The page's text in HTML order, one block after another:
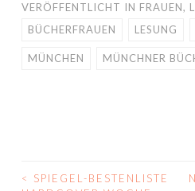
VERÖFFENTLICHT IN FRAUEN,
BÜCHERFRAUEN
LESUNG
MÜNCHEN MÜNCHNER
<
SPIEGEL-BESTENLISTE